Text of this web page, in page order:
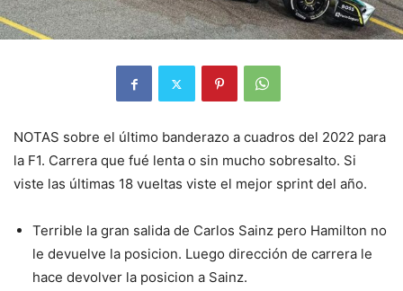
NOTAS sobre el último banderazo a cuadros del 2022 para
la F1. Carrera que fué lenta o sin mucho sobresalto. Si
viste las últimas 18 vueltas viste el mejor sprint del año.
Terrible la gran salida de Carlos Sainz pero Hamilton no
le devuelve la posicion. Luego dirección de carrera le
hace devolver la posicion a Sainz.